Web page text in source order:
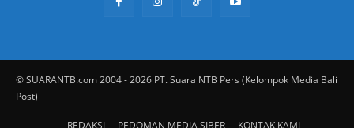
© SUARANTB.com 2004 - 2026 PT. Suara NTB Pers (Kelompok Media Bali
Post)